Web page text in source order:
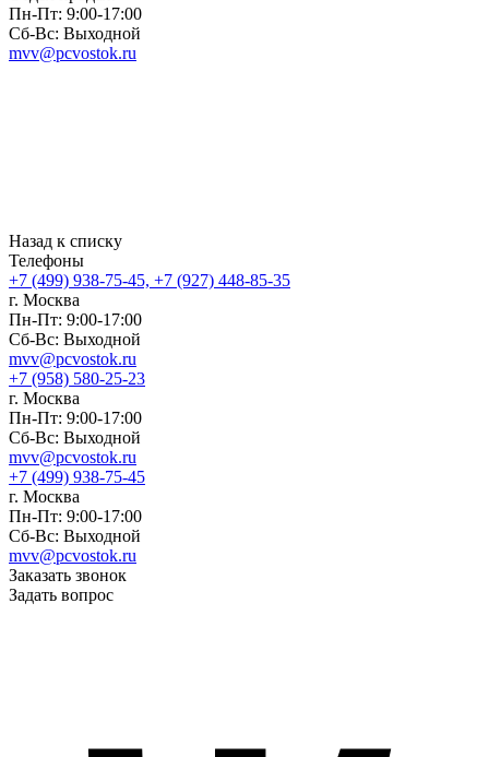
Пн-Пт: 9:00-17:00
Сб-Вс: Выходной
mvv@pcvostok.ru
Назад к списку
Телефоны
+7 (499) 938-75-45, +7 (927) 448-85-35
г. Москва
Пн-Пт: 9:00-17:00
Сб-Вс: Выходной
mvv@pcvostok.ru
+7 (958) 580-25-23
г. Москва
Пн-Пт: 9:00-17:00
Сб-Вс: Выходной
mvv@pcvostok.ru
+7 (499) 938-75-45
г. Москва
Пн-Пт: 9:00-17:00
Сб-Вс: Выходной
mvv@pcvostok.ru
Заказать звонок
Задать вопрос